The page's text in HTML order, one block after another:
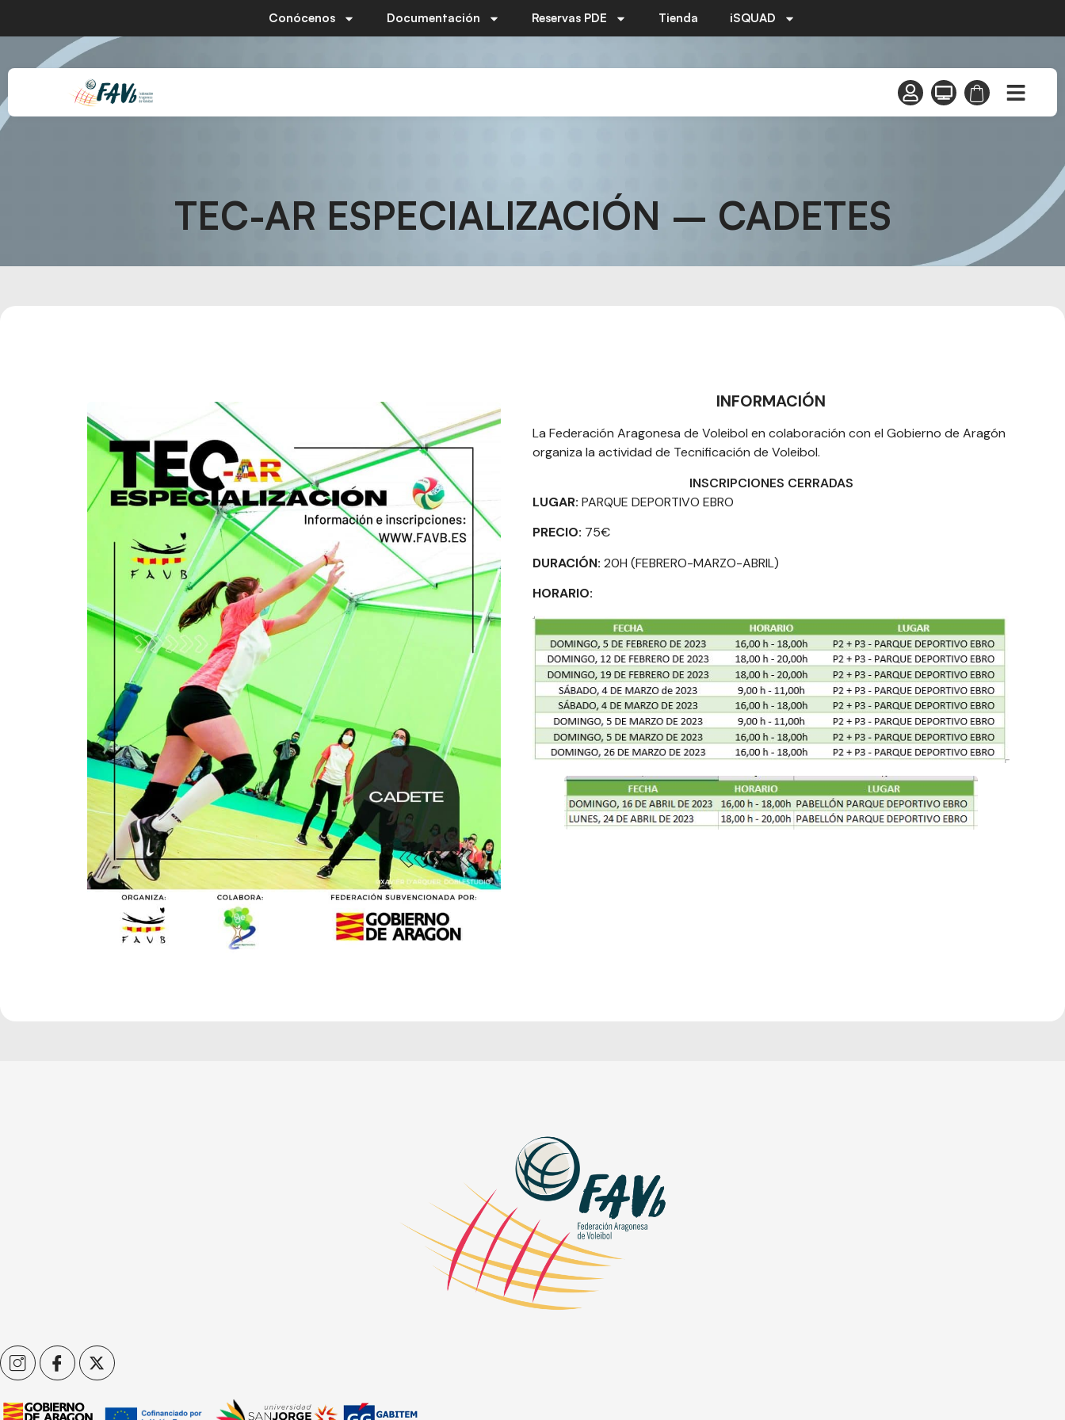
Conócenos Documentación Reservas PDE Tienda iSQUAD
TEC-AR ESPECIALIZACIÓN – CADETES
INFORMACIÓN
La Federación Aragonesa de Voleibol en colaboración con el Gobierno de Aragón
organiza la actividad de Tecnificación de Voleibol.
INSCRIPCIONES CERRADAS
LUGAR: PARQUE DEPORTIVO EBRO
PRECIO: 75€
DURACIÓN: 20H (FEBRERO-MARZO-ABRIL)
HORARIO: